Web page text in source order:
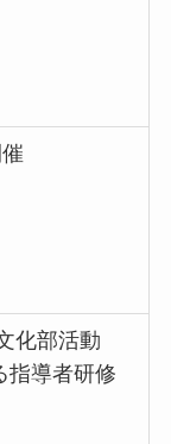
化部活動
指導者研修